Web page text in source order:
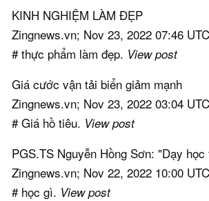
KINH NGHIỆM LÀM ĐẸP
Zingnews.vn; Nov 23, 2022 07:46 UTC
# thực phẩm làm đẹp. View post
Giá cước vận tải biển giảm mạnh
Zingnews.vn; Nov 23, 2022 03:04 UTC
# Giá hồ tiêu. View post
PGS.TS Nguyễn Hồng Sơn: "Dạy
Zingnews.vn; Nov 22, 2022 10:00 UTC
# học gì. View post